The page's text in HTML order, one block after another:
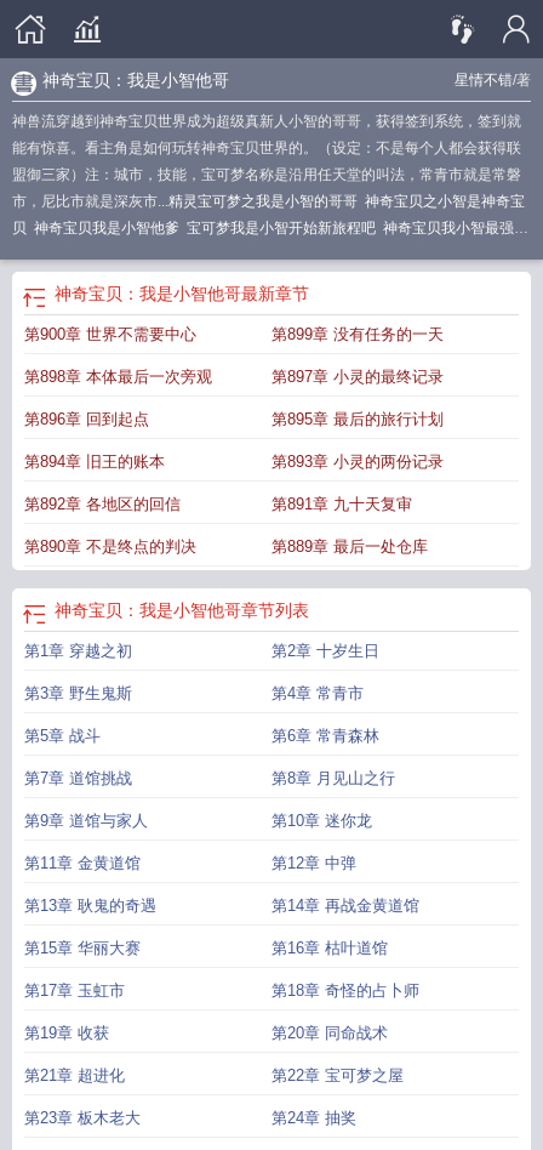
星情不错/著
神奇宝贝：我是小智他哥
神兽流穿越到神奇宝贝世界成为超级真新人小智的哥哥，获得签到系统，签到就
能有惊喜。看主角是如何玩转神奇宝贝世界的。（设定：不是每个人都会获得联
盟御三家）注：城市，技能，宝可梦名称是沿用任天堂的叫法，常青市就是常磐
市，尼比市就是深灰市...精灵宝可梦之我是小智的哥哥 神奇宝贝之小智是神奇宝
贝 神奇宝贝我是小智他爹 宝可梦我是小智开始新旅程吧 神奇宝贝我小智最强冠
神奇宝贝我小智终于成年了 神奇宝贝我是小智他哥
妹妹
智他哥
神奇宝贝：我是小智他哥最新章节
第900章 世界不需要中心 第899章 没有任务的一天
第898章 本体最后一次旁观 第897章 小灵的最终记录
第896章 回到起点 第895章 最后的旅行计划
第894章 旧王的账本 第893章 小灵的两份记录
第892章 各地区的回信 第891章 九十天复审
第890章 不是终点的判决 第889章 最后一处仓库
神奇宝贝：我是小智他哥章节列表
第1章 穿越之初 第2章 十岁生日
第3章 野生鬼斯 第4章 常青市
第5章 战斗 第6章 常青森林
第7章 道馆挑战 第8章 月见山之行
第9章 道馆与家人 第10章 迷你龙
第11章 金黄道馆 第12章 中弹
第13章 耿鬼的奇遇 第14章 再战金黄道馆
第15章 华丽大赛 第16章 枯叶道馆
第17章 玉虹市 第18章 奇怪的占卜师
第19章 收获 第20章 同命战术
第21章 超进化 第22章 宝可梦之屋
第23章 板木老大 第24章 抽奖